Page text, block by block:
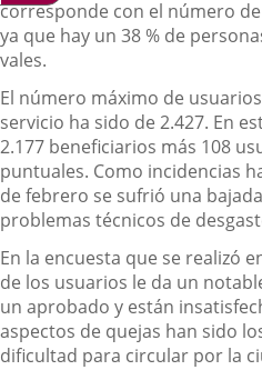
corresponde con el número
ya que hay un 38 % de
vales.
El número máximo de
servicio ha sido de 2.427. En
2.177 beneficiarios más 108
puntuales. Como incidencias
de febrero se sufrió una
problemas técnicos de
En la encuesta que se realizó
de los usuarios le da un
un aprobado y están
aspectos de quejas han sido
dificultad para circular por la